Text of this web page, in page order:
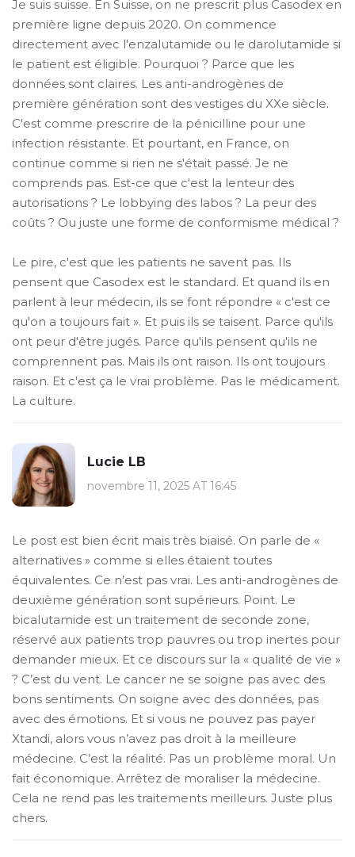
Je suis suisse. En Suisse, on ne prescrit plus Casodex en
première ligne depuis 2020. On commence
directement avec l'enzalutamide ou le darolutamide si
le patient est éligible. Pourquoi ? Parce que les
données sont claires. Les anti-androgènes de
première génération sont des vestiges du XXe siècle.
C'est comme prescrire de la pénicilline pour une
infection résistante. Et pourtant, en France, on
continue comme si rien ne s'était passé. Je ne
comprends pas. Est-ce que c'est la lenteur des
autorisations ? Le lobbying des labos ? La peur des
coûts ? Ou juste une forme de conformisme médical ?
Le pire, c'est que les patients ne savent pas. Ils
pensent que Casodex est le standard. Et quand ils en
parlent à leur médecin, ils se font répondre « c'est ce
qu'on a toujours fait ». Et puis ils se taisent. Parce qu'ils
ont peur d'être jugés. Parce qu'ils pensent qu'ils ne
comprennent pas. Mais ils ont raison. Ils ont toujours
raison. Et c'est ça le vrai problème. Pas le médicament.
La culture.
Lucie LB
novembre 11, 2025 AT 16:45
Le post est bien écrit mais très biaisé. On parle de «
alternatives » comme si elles étaient toutes
équivalentes. Ce n’est pas vrai. Les anti-androgènes de
deuxième génération sont supérieurs. Point. Le
bicalutamide est un traitement de seconde zone,
réservé aux patients trop pauvres ou trop inertes pour
demander mieux. Et ce discours sur la « qualité de vie »
? C’est du vent. Le cancer ne se soigne pas avec des
bons sentiments. On soigne avec des données, pas
avec des émotions. Et si vous ne pouvez pas payer
Xtandi, alors vous n’avez pas droit à la meilleure
médecine. C’est la réalité. Pas un problème moral. Un
fait économique. Arrêtez de moraliser la médecine.
Cela ne rend pas les traitements meilleurs. Juste plus
chers.